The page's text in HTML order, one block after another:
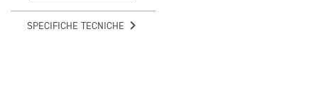
SPECIFICHE TECNICHE